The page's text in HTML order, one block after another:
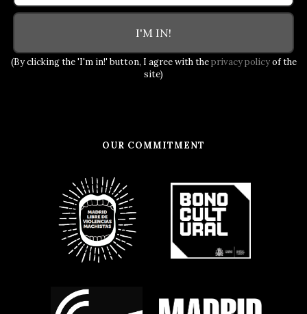
I'M IN!
(By clicking the 'I'm in!' button, I agree with theprivacy policyof the
site)
OUR COMMITMENT